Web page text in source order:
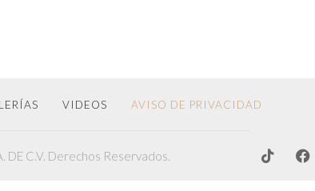
VIDEOS AVISO DE PRIVACIDAD
C.V. Derechos Reservados.